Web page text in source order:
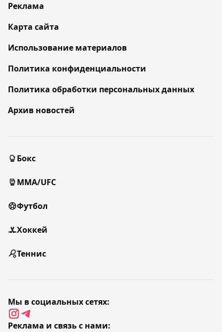
Реклама
Карта сайта
Использование материалов
Политика конфиденциальности
Политика обработки персональных данных
Архив новостей
Бокс
MMA/UFC
Футбол
Хоккей
Теннис
Мы в социальных сетях:
Реклама и связь с нами: